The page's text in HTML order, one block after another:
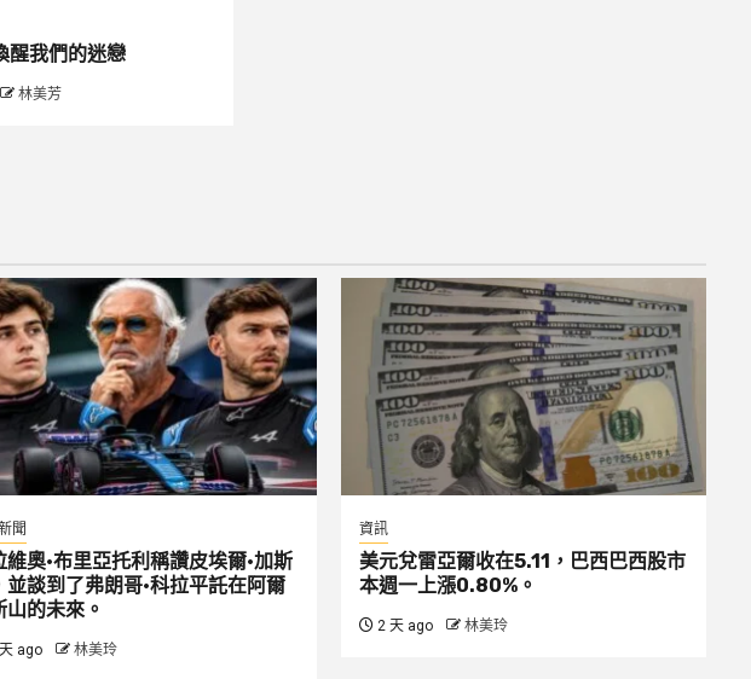
醒我們的迷戀
林美芳
聞
維奧·布里亞托利稱讚皮埃爾·加斯
並談到了弗朗哥·科拉平託在阿爾
山的未來。
ago 林美玲
資訊
美元兌雷亞爾收在5.11，巴西巴西股市
本週一上漲0.80%。
2 天 ago 林美玲